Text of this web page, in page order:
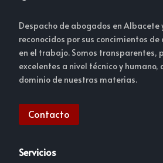
Despacho de abogados en Albacete
reconocidos por sus concimientos
en el trabajo. Somos transparentes,
excelentes a nivel técnico y humano,
dominio de nuestras materias.
Contacto
Servicios